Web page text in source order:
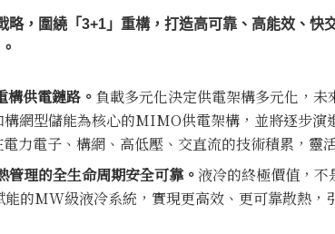
，圍繞「3+1」重構，打造高可靠、高能效、快
供電鏈路。 負載多元化決定供電架構多元化，
網型儲能為核心的MIMO供電架構，並將逐步演
力電子、構網、高低壓、交直流的技術積累，靈
理的全生命周期安全可靠。液冷的終極價值，不
的MW級液冷系統，實現更高效、更可靠散熱，